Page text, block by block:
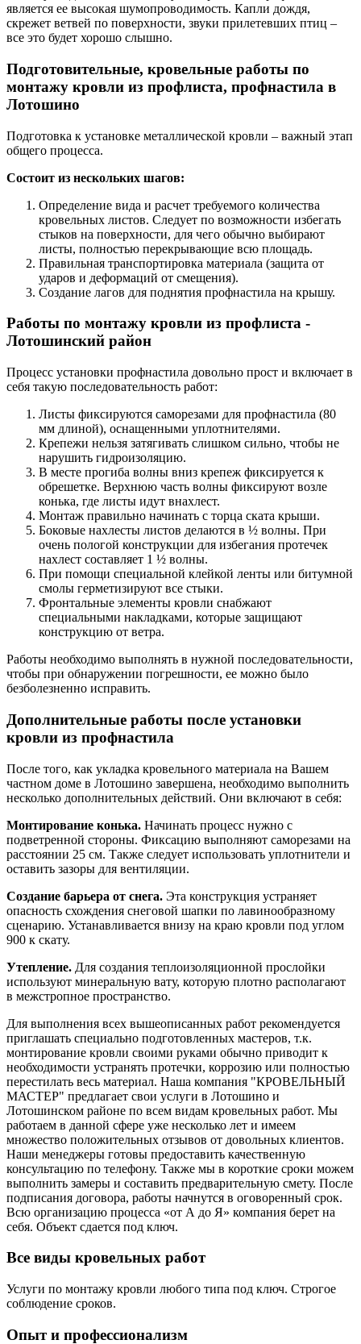
является ее высокая шумопроводимость. Капли дождя,
скрежет ветвей по поверхности, звуки прилетевших птиц –
все это будет хорошо слышно.
Подготовительные, кровельные работы по
монтажу кровли из профлиста, профнастила в
Лотошино
Подготовка к установке металлической кровли – важный этап
общего процесса.
Состоит из нескольких шагов:
Определение вида и расчет требуемого количества
кровельных листов. Следует по возможности избегать
стыков на поверхности, для чего обычно выбирают
листы, полностью перекрывающие всю площадь.
Правильная транспортировка материала (защита от
ударов и деформаций от смещения).
Создание лагов для поднятия профнастила на крышу.
Работы по монтажу кровли из профлиста -
Лотошинский район
Процесс установки профнастила довольно прост и включает в
себя такую последовательность работ:
Листы фиксируются саморезами для профнастила (80
мм длиной), оснащенными уплотнителями.
Крепежи нельзя затягивать слишком сильно, чтобы не
нарушить гидроизоляцию.
В месте прогиба волны вниз крепеж фиксируется к
обрешетке. Верхнюю часть волны фиксируют возле
конька, где листы идут внахлест.
Монтаж правильно начинать с торца ската крыши.
Боковые нахлесты листов делаются в ½ волны. При
очень пологой конструкции для избегания протечек
нахлест составляет 1 ½ волны.
При помощи специальной клейкой ленты или битумной
смолы герметизируют все стыки.
Фронтальные элементы кровли снабжают
специальными накладками, которые защищают
конструкцию от ветра.
Работы необходимо выполнять в нужной последовательности,
чтобы при обнаружении погрешности, ее можно было
безболезненно исправить.
Дополнительные работы после установки
кровли из профнастила
После того, как укладка кровельного материала на Вашем
частном доме в Лотошино завершена, необходимо выполнить
несколько дополнительных действий. Они включают в себя:
Монтирование конька. Начинать процесс нужно с
подветренной стороны. Фиксацию выполняют саморезами на
расстоянии 25 см. Также следует использовать уплотнители и
оставить зазоры для вентиляции.
Создание барьера от снега. Эта конструкция устраняет
опасность схождения снеговой шапки по лавинообразному
сценарию. Устанавливается внизу на краю кровли под углом
900 к скату.
Утепление. Для создания теплоизоляционной прослойки
используют минеральную вату, которую плотно располагают
в межстропное пространство.
Для выполнения всех вышеописанных работ рекомендуется
приглашать специально подготовленных мастеров, т.к.
монтирование кровли своими руками обычно приводит к
необходимости устранять протечки, коррозию или полностью
перестилать весь материал. Наша компания "КРОВЕЛЬНЫЙ
МАСТЕР" предлагает свои услуги в Лотошино и
Лотошинском районе по всем видам кровельных работ. Мы
работаем в данной сфере уже несколько лет и имеем
множество положительных отзывов от довольных клиентов.
Наши менеджеры готовы предоставить качественную
консультацию по телефону. Также мы в короткие сроки можем
выполнить замеры и составить предварительную смету. После
подписания договора, работы начнутся в оговоренный срок.
Всю организацию процесса «от А до Я» компания берет на
себя. Объект сдается под ключ.
Все виды кровельных работ
Услуги по монтажу кровли любого типа под ключ. Строгое
соблюдение сроков.
Опыт и профессионализм